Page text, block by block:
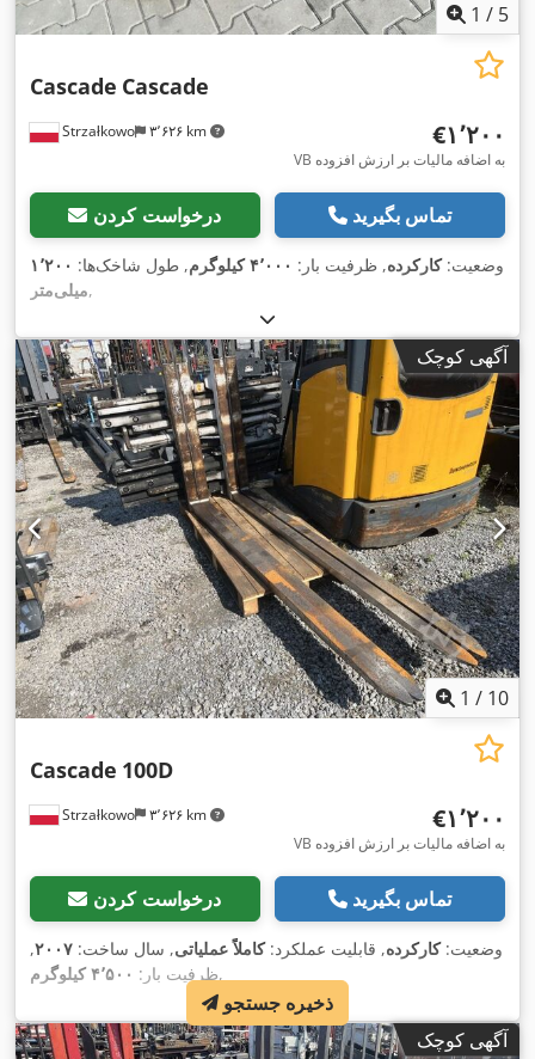
1 / 5
Strzałkowo ۳٬۶۲۶ km
Cascade Cascade
‎€۱٬۲۰۰
VB به اضافه مالیات بر ارزش افزوده
درخواست کردن تماس بگیرید
وضعیت:کارکرده, ظرفیت بار: ۴٬۰۰۰ کیلوگرم , طول شاخک‌ها: ۱٬۲۰۰
میلی‌متر,
آگهی کوچک
1 / 10
Strzałkowo ۳٬۶۲۶ km
Cascade 100D
‎€۱٬۲۰۰
VB به اضافه مالیات بر ارزش افزوده
درخواست کردن تماس بگیرید
وضعیت:کارکرده, قابلیت عملکرد:کاملاً عملیاتی, سال ساخت: ۲۰۰۷,
ظرفیت بار: ۴٬۵۰۰ کیلوگرم ,
آگهی کوچک
ذخیره جستجو